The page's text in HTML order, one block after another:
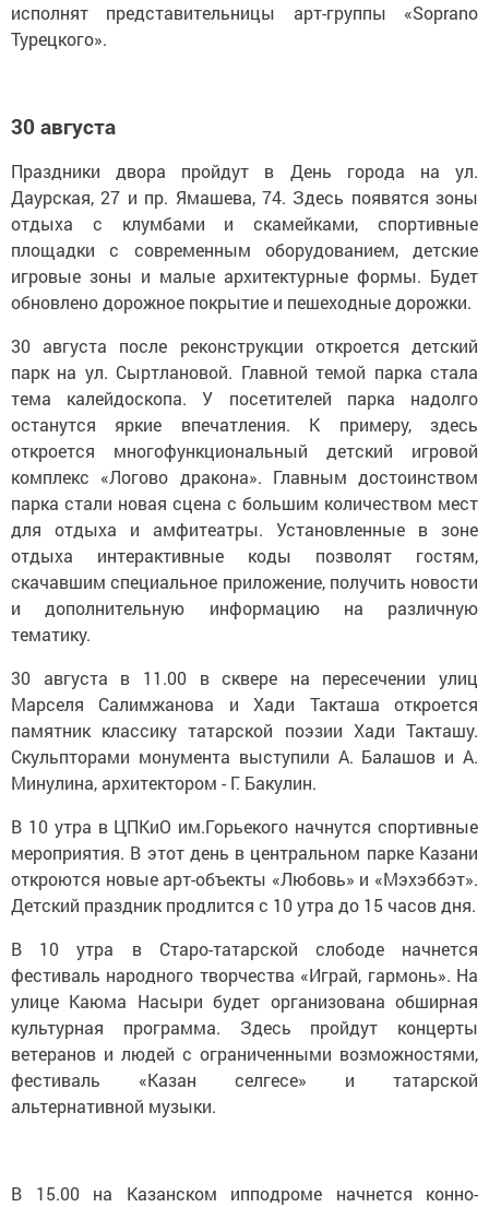
исполнят представительницы арт-группы «Soprano
Турецкого».
30 августа
Праздники двора пройдут в День города на ул.
Даурская, 27 и пр. Ямашева, 74. Здесь появятся зоны
отдыха с клумбами и скамейками, спортивные
площадки с современным оборудованием, детские
игровые зоны и малые архитектурные формы. Будет
обновлено дорожное покрытие и пешеходные дорожки.
30 августа после реконструкции откроется детский
парк на ул. Сыртлановой. Главной темой парка стала
тема калейдоскопа. У посетителей парка надолго
останутся яркие впечатления. К примеру, здесь
откроется многофункциональный детский игровой
комплекс «Логово дракона». Главным достоинством
парка стали новая сцена с большим количеством мест
для отдыха и амфитеатры. Установленные в зоне
отдыха интерактивные коды позволят гостям,
скачавшим специальное приложение, получить новости
и дополнительную информацию на различную
тематику.
30 августа в 11.00 в сквере на пересечении улиц
Марселя Салимжанова и Хади Такташа откроется
памятник классику татарской поэзии Хади Такташу.
Скульпторами монумента выступили А. Балашов и А.
Минулина, архитектором - Г. Бакулин.
В 10 утра в ЦПКиО им.Горьекого начнутся спортивные
мероприятия. В этот день в центральном парке Казани
откроются новые арт-объекты «Любовь» и «Мэхэббэт».
Детский праздник продлится с 10 утра до 15 часов дня.
В 10 утра в Старо-татарской слободе начнется
фестиваль народного творчества «Играй, гармонь». На
улице Каюма Насыри будет организована обширная
культурная программа. Здесь пройдут концерты
ветеранов и людей с ограниченными возможностями,
фестиваль «Казан селгесе» и татарской
альтернативной музыки.
В 15.00 на Казанском ипподроме начнется конно-